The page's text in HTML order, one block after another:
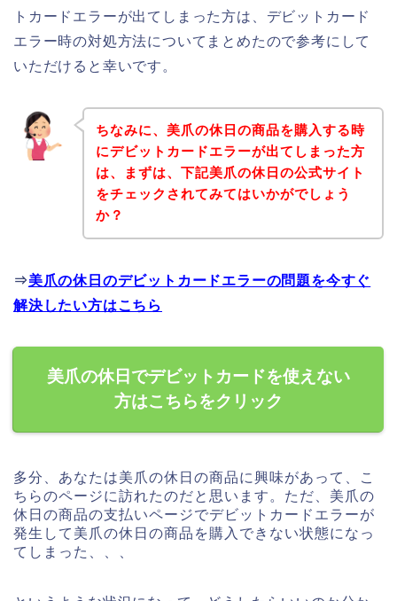
トカードエラーが出てしまった方は、デビットカード
エラー時の対処方法についてまとめたので参考にして
いただけると幸いです。
ちなみに、美爪の休日の商品を購入する時
にデビットカードエラーが出てしまった方
は、まずは、下記美爪の休日の公式サイト
をチェックされてみてはいかがでしょう
か？
⇒美爪の休日のデビットカードエラーの問題を今すぐ
解決したい方はこちら
美爪の休日でデビットカードを使えない
方はこちらをクリック
多分、あなたは美爪の休日の商品に興味があって、こ
ちらのページに訪れたのだと思います。ただ、美爪の
休日の商品の支払いページでデビットカードエラーが
発生して美爪の休日の商品を購入できない状態になっ
てしまった、、、